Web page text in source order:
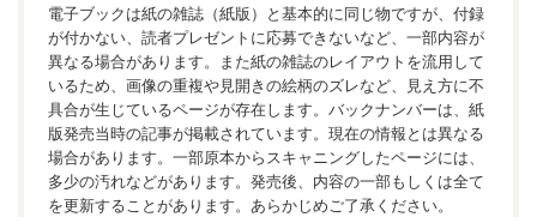
電子ブックは紙の雑誌（紙版）と基本的に同じ物ですが、付録
が付かない、読者プレゼントに応募できないなど、一部内容が
異なる場合があります。また紙の雑誌のレイアウトを流用して
いるため、画像の重複や見開きの絵柄のズレなど、見え方に不
具合が生じているページが存在します。バックナンバーは、紙
版発売当時の記事が掲載されています。現在の情報とは異なる
場合があります。一部原本からスキャニングしたページには、
多少の汚れなどがあります。発売後、内容の一部もしくは全て
を更新することがあります。あらかじめご了承ください。